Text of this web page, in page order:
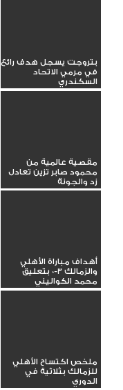
بتروجت يسجل هدف رائع
في مرمي الاتحاد
السكندري
مقصية عالمية من
محمود صابر تزين تعادل
زد والجونة
أهداف مباراة الأهلي
والزمالك 3-0 بتعليق
محمد الكواليني
ملخص اكتساح الأهلي
للزمالك بثلاثية في
الدوري